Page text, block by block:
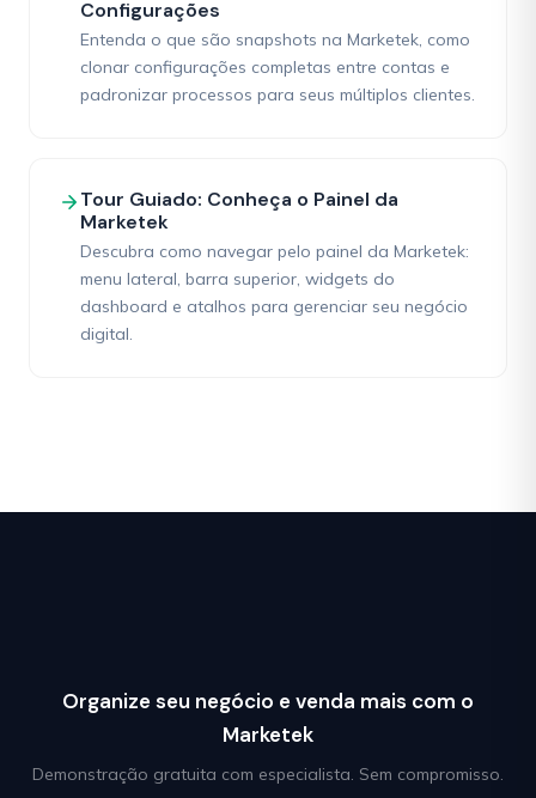
Configurações
Entenda o que são snapshots na Marketek, como
clonar configurações completas entre contas e
padronizar processos para seus múltiplos clientes.
Tour Guiado: Conheça o Painel da
Marketek
Descubra como navegar pelo painel da Marketek:
menu lateral, barra superior, widgets do
dashboard e atalhos para gerenciar seu negócio
digital.
Organize seu negócio e venda mais com o
Marketek
Demonstração gratuita com especialista. Sem compromisso.